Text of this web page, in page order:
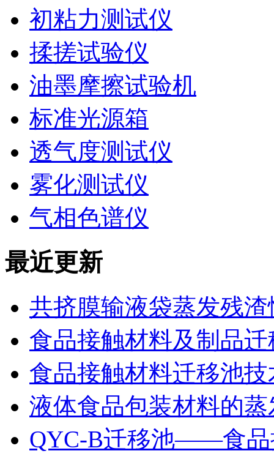
初粘力测试仪
揉搓试验仪
油墨摩擦试验机
标准光源箱
透气度测试仪
雾化测试仪
气相色谱仪
最近更新
共挤膜输液袋蒸发残
食品接触材料及制品
食品接触材料迁移池
液体食品包装材料的
QYC-B迁移池——食品